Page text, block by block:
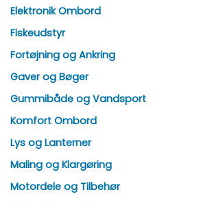
Elektronik Ombord
Fiskeudstyr
Fortøjning og Ankring
Gaver og Bøger
Gummibåde og Vandsport
Komfort Ombord
Lys og Lanterner
Maling og Klargøring
Motordele og Tilbehør